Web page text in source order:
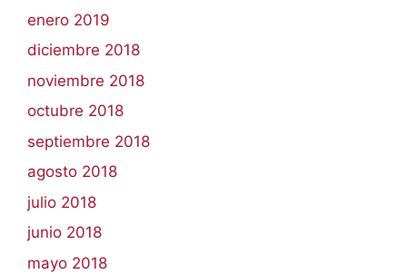
enero 2019
diciembre 2018
noviembre 2018
octubre 2018
septiembre 2018
agosto 2018
julio 2018
junio 2018
mayo 2018